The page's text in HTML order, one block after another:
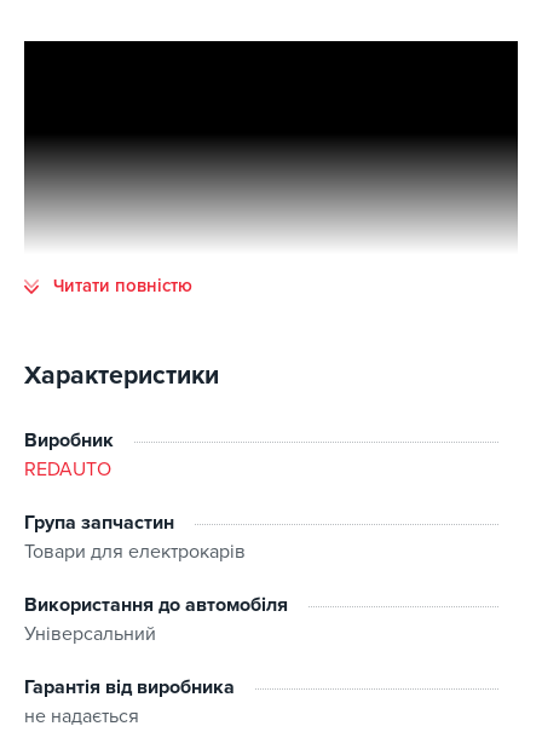
Зарядний пристрій
Кліпси-кріплення настінні для зарядного пристрою
Кріплення для зарядного штекера
Читати повністю
Характеристики
Виробник
REDAUTO
Група запчастин
Товари для електрокарів
Використання до автомобіля
Універсальний
Гарантія від виробника
не надається